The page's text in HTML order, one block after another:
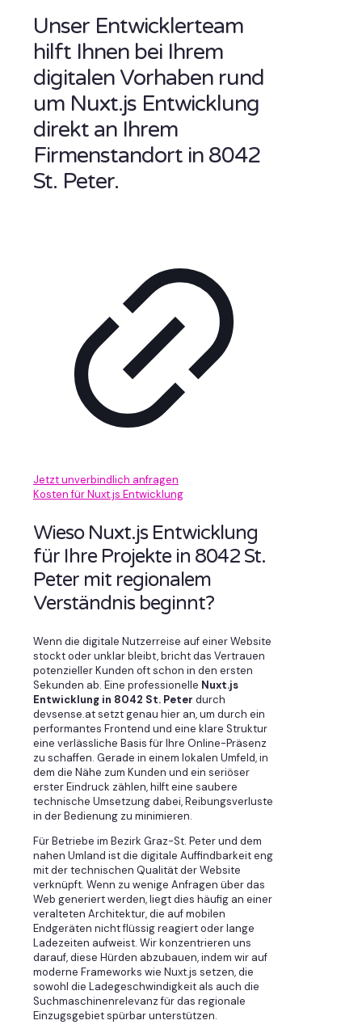
Unser Entwicklerteam
hilft Ihnen bei Ihrem
digitalen Vorhaben rund
um Nuxt.js Entwicklung
direkt an Ihrem
Firmenstandort in 8042
St. Peter.
Jetzt unverbindlich anfragen
Kosten für Nuxt.js Entwicklung
Wieso Nuxt.js Entwicklung
für Ihre Projekte in 8042 St.
Peter mit regionalem
Verständnis beginnt?
Wenn die digitale Nutzerreise auf einer Website
stockt oder unklar bleibt, bricht das Vertrauen
potenzieller Kunden oft schon in den ersten
Sekunden ab. Eine professionelle Nuxt.js
Entwicklung in 8042 St. Peter durch
devsense.at setzt genau hier an, um durch ein
performantes Frontend und eine klare Struktur
eine verlässliche Basis für Ihre Online-Präsenz
zu schaffen. Gerade in einem lokalen Umfeld, in
dem die Nähe zum Kunden und ein seriöser
erster Eindruck zählen, hilft eine saubere
technische Umsetzung dabei, Reibungsverluste
in der Bedienung zu minimieren.
Für Betriebe im Bezirk Graz-St. Peter und dem
nahen Umland ist die digitale Auffindbarkeit eng
mit der technischen Qualität der Website
verknüpft. Wenn zu wenige Anfragen über das
Web generiert werden, liegt dies häufig an einer
veralteten Architektur, die auf mobilen
Endgeräten nicht flüssig reagiert oder lange
Ladezeiten aufweist. Wir konzentrieren uns
darauf, diese Hürden abzubauen, indem wir auf
moderne Frameworks wie Nuxt.js setzen, die
sowohl die Ladegeschwindigkeit als auch die
Suchmaschinenrelevanz für das regionale
Einzugsgebiet spürbar unterstützen.